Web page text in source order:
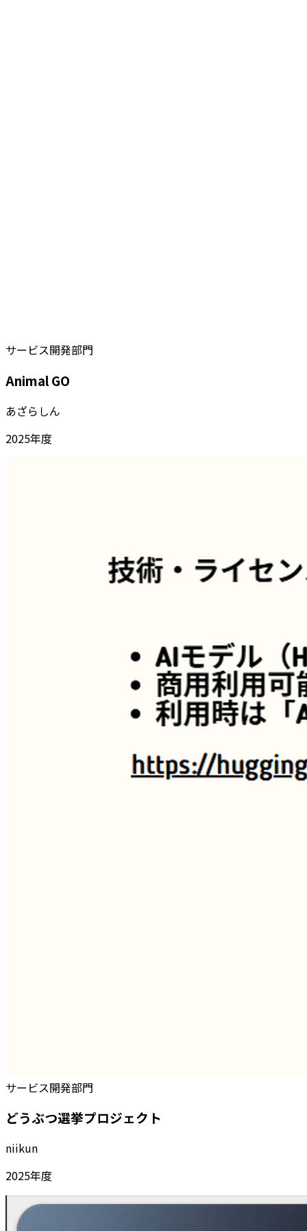
サービス開発部門
Animal GO
あざらしん
2025年度
サービス開発部門
どうぶつ選挙プロジェクト
niikun
2025年度